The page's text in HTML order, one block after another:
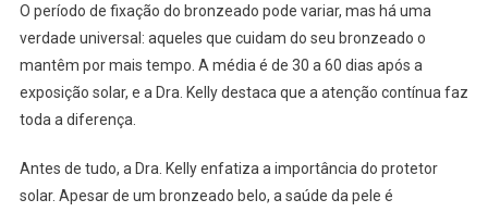
O período de fixação do bronzeado pode variar, mas há uma
verdade universal: aqueles que cuidam do seu bronzeado o
mantêm por mais tempo. A média é de 30 a 60 dias após a
exposição solar, e a Dra. Kelly destaca que a atenção contínua faz
toda a diferença.
Antes de tudo, a Dra. Kelly enfatiza a importância do protetor
solar. Apesar de um bronzeado belo, a saúde da pele é